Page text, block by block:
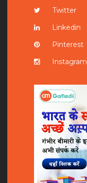
Twitter
Linkedin
Pinterest
Instagram